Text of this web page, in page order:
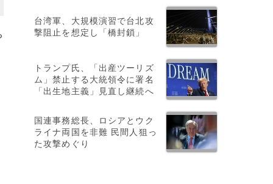
台湾軍、大規模演習で台北攻
撃阻止を想定し「橋封鎖」
トランプ氏、「出産ツーリズ
ム」禁止する大統領令に署名
「出生地主義」見直し継続へ
国連事務総長、ロシアとウク
ライナ両国を非難 民間人狙っ
た攻撃めぐり